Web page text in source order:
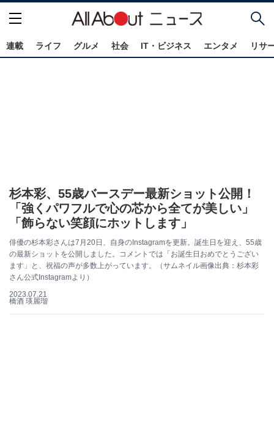
連載 ライフ グルメ 社会 IT・ビジネス エンタメ リサ
杉本彩、55歳バースデー最新ショット公開！
「強くパワフルで心の芯から全てが美しい」
「飾らない笑顔にホットします」
俳優の杉本彩さんは7月20日、自身のInstagramを更新。誕生日を迎え、55歳
の最新ショットを公開しました。コメントでは「お誕生日おめでとうござい
ます」と、祝福の声が多数上がっています。（サムネイル画像出典：杉本彩
さん公式Instagramより）
2023.07.21
橋酒 瑛麗瑠